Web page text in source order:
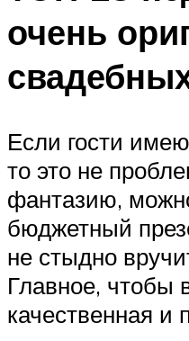
очень
Если гости
то это не
фантазию,
бюджетный
не стыдно
Главное, чтобы
качественная и